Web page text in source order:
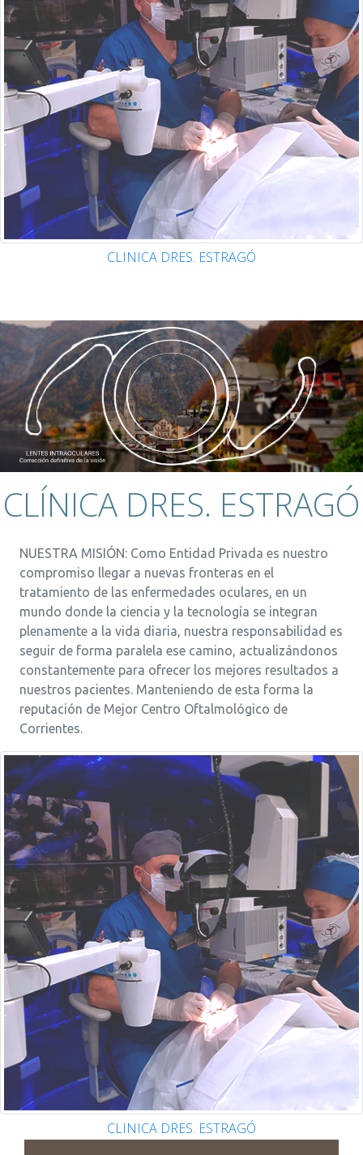
CLINICA DRES. ESTRAGÓ
CLÍNICA DRES. ESTRAGÓ
NUESTRA MISIÓN: Como Entidad Privada es nuestro
compromiso llegar a nuevas fronteras en el
tratamiento de las enfermedades oculares, en un
mundo donde la ciencia y la tecnología se integran
plenamente a la vida diaria, nuestra responsabilidad es
seguir de forma paralela ese camino, actualizándonos
constantemente para ofrecer los mejores resultados a
nuestros pacientes. Manteniendo de esta forma la
reputación de Mejor Centro Oftalmológico de
Corrientes.
CLINICA DRES. ESTRAGÓ